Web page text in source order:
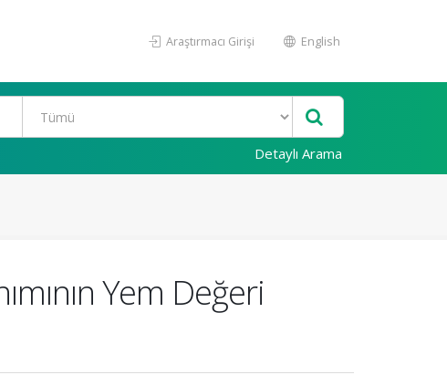
Araştırmacı Girişi English
Detaylı Arama
Yem Değeri